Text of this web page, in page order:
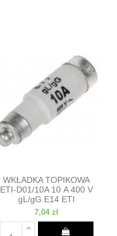
WKŁADKA TOPIKOWA
ETI-D01/10A 10 A 400 V
gL/gG E14 ETI
7,04 zł